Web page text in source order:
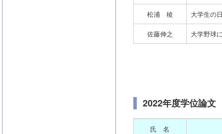
松浦 稜 大学生の
佐藤伸之 大学野球
2022年度学位論文
氏 名